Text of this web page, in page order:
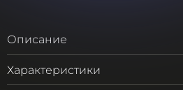
Описание
Характеристики